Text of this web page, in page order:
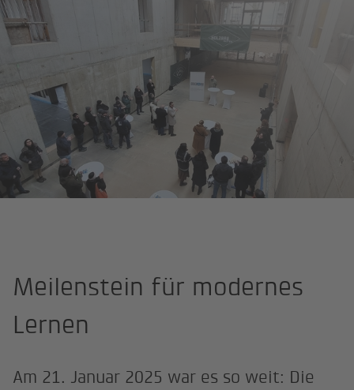
Meilenstein für modernes
Lernen
Am 21. Januar 2025 war es so weit: Die